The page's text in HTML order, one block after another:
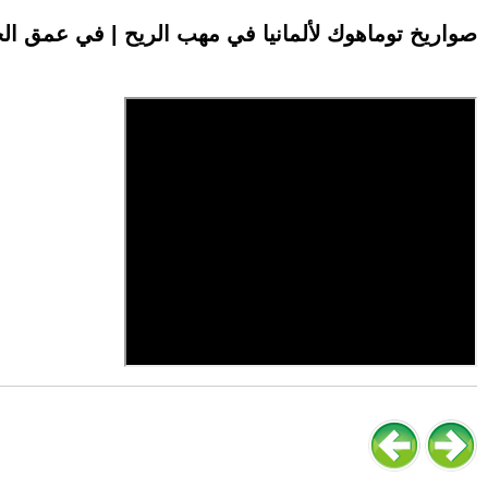
صواريخ توماهوك لألمانيا في مهب الريح | في عمق